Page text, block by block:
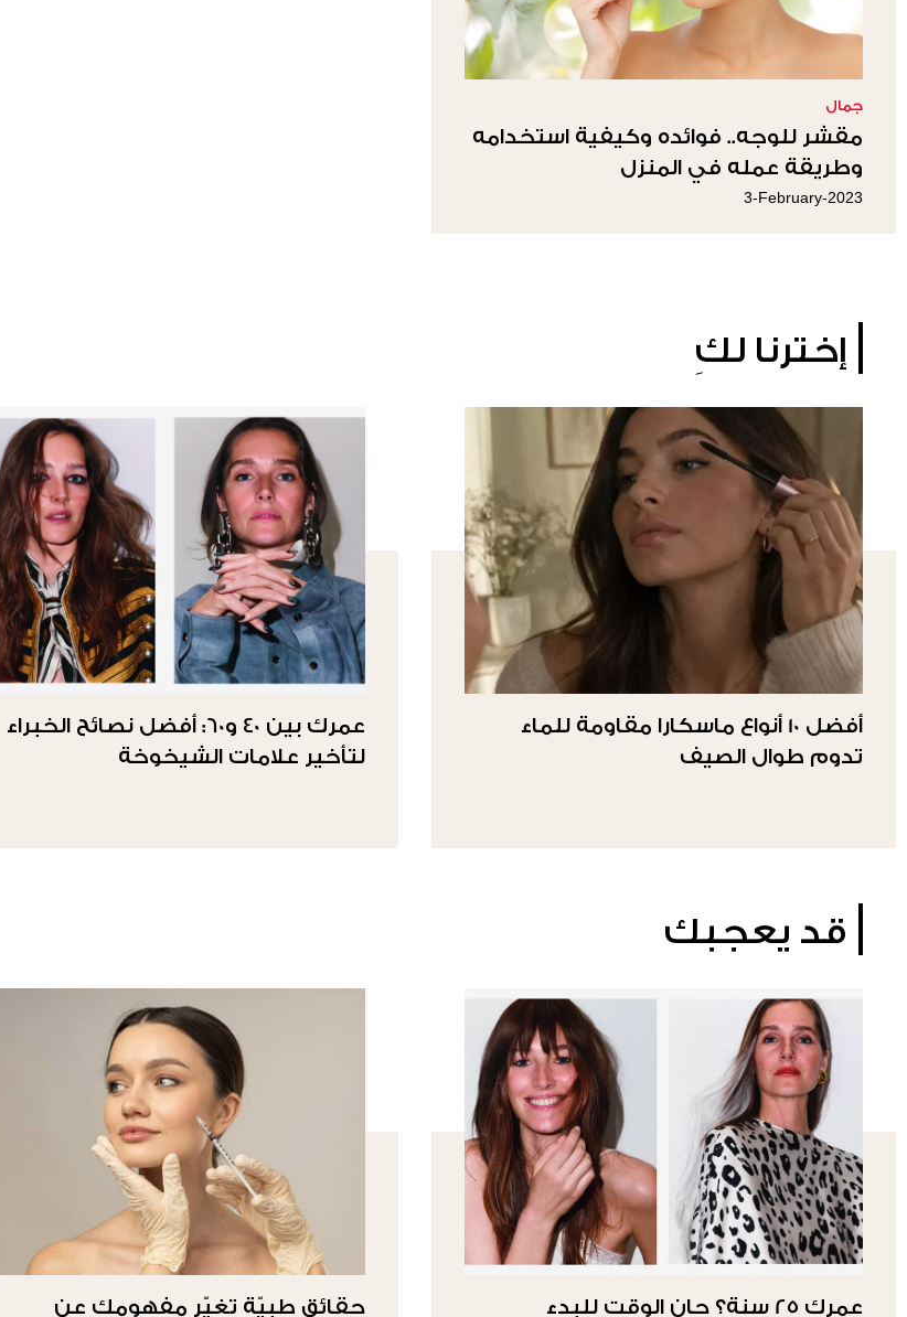
جمال
مقشر للوجه.. فوائده وكيفية استخدامه
وطريقة عمله في المنزل
3-February-2023
إخترنا لكِ
أفضل 10 أنواع ماسكارا مقاومة للماء
تدوم طوال الصيف
عمرك بين 40 و60: أفضل نصائح الخبراء
لتأخير علامات الشيخوخة
قد يعجبك
عمرك 25 سنة؟ حان الوقت للبدء حقائق طبيّة تغيّر مفهومكِ عن